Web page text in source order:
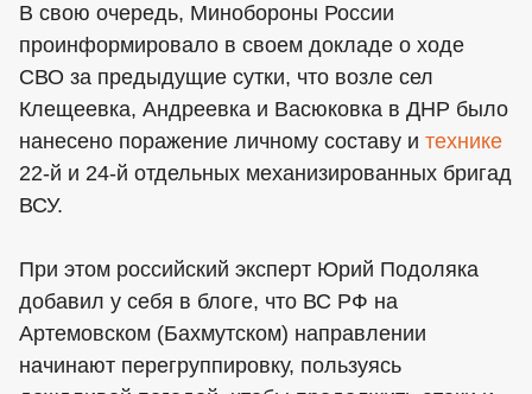
В свою очередь, Минобороны России
проинформировало в своем докладе о ходе
СВО за предыдущие сутки, что возле сел
Клещеевка, Андреевка и Васюковка в ДНР было
нанесено поражение личному составу и технике
22-й и 24-й отдельных механизированных бригад
ВСУ.
При этом российский эксперт Юрий Подоляка
добавил у себя в блоге, что ВС РФ на
Артемовском (Бахмутском) направлении
начинают перегруппировку, пользуясь